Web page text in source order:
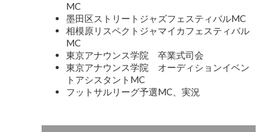
MC
墨田区ストリートジャズフェスティバルMC
相模原リスペクトジャマイカフェスティバル
MC
東京アナウンス学院 卒業式司会
東京アナウンス学院 オーディションイベン
トアシスタントMC
フットサルリーグ予選MC、実況